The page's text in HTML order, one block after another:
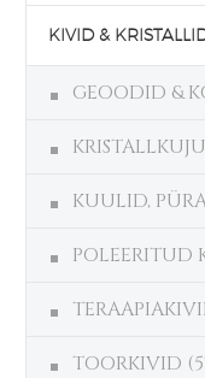
KIVID &
GEOODID &
KUULID,
POLEERITUD
TOORKIVID